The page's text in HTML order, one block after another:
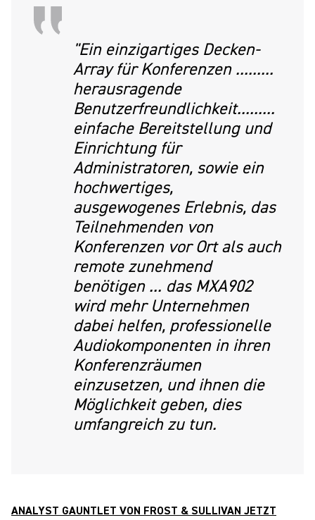
"Ein einzigartiges Decken-
Array für Konferenzen .........
herausragende
Benutzerfreundlichkeit.........
einfache Bereitstellung und
Einrichtung für
Administratoren, sowie ein
hochwertiges,
ausgewogenes Erlebnis, das
Teilnehmenden von
Konferenzen vor Ort als auch
remote zunehmend
benötigen ... das MXA902
wird mehr Unternehmen
dabei helfen, professionelle
Audiokomponenten in ihren
Konferenzräumen
einzusetzen, und ihnen die
Möglichkeit geben, dies
umfangreich zu tun.
ANALYST GAUNTLET VON FROST & SULLIVAN JETZT